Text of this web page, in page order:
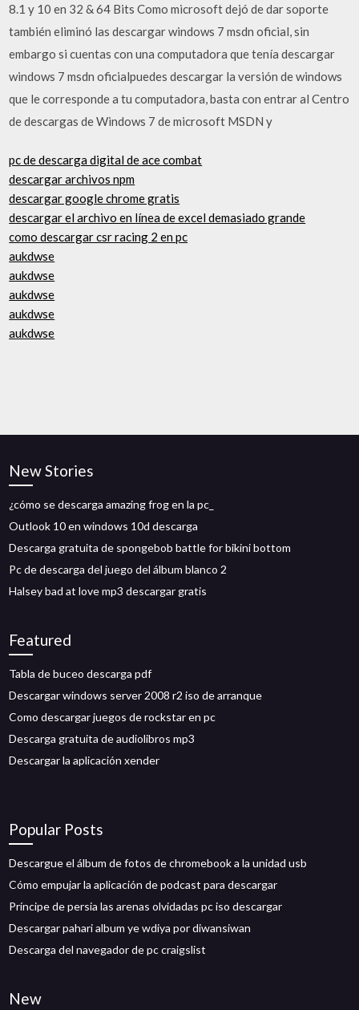
8.1 y 10 en 32 & 64 Bits Como microsoft dejó de dar soporte
también eliminó las descargar windows 7 msdn oficial, sin
embargo si cuentas con una computadora que tenía descargar
windows 7 msdn oficialpuedes descargar la versión de windows
que le corresponde a tu computadora, basta con entrar al Centro
de descargas de Windows 7 de microsoft MSDN y
pc de descarga digital de ace combat
descargar archivos npm
descargar google chrome gratis
descargar el archivo en línea de excel demasiado grande
como descargar csr racing 2 en pc
aukdwse
aukdwse
aukdwse
aukdwse
aukdwse
New Stories
¿cómo se descarga amazing frog en la pc_
Outlook 10 en windows 10d descarga
Descarga gratuita de spongebob battle for bikini bottom
Pc de descarga del juego del álbum blanco 2
Halsey bad at love mp3 descargar gratis
Featured
Tabla de buceo descarga pdf
Descargar windows server 2008 r2 iso de arranque
Como descargar juegos de rockstar en pc
Descarga gratuita de audiolibros mp3
Descargar la aplicación xender
Popular Posts
Descargue el álbum de fotos de chromebook a la unidad usb
Cómo empujar la aplicación de podcast para descargar
Príncipe de persia las arenas olvidadas pc iso descargar
Descargar pahari album ye wdiya por diwansiwan
Descarga del navegador de pc craigslist
New